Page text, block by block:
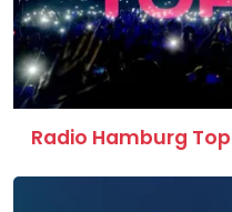
Radio Hamburg